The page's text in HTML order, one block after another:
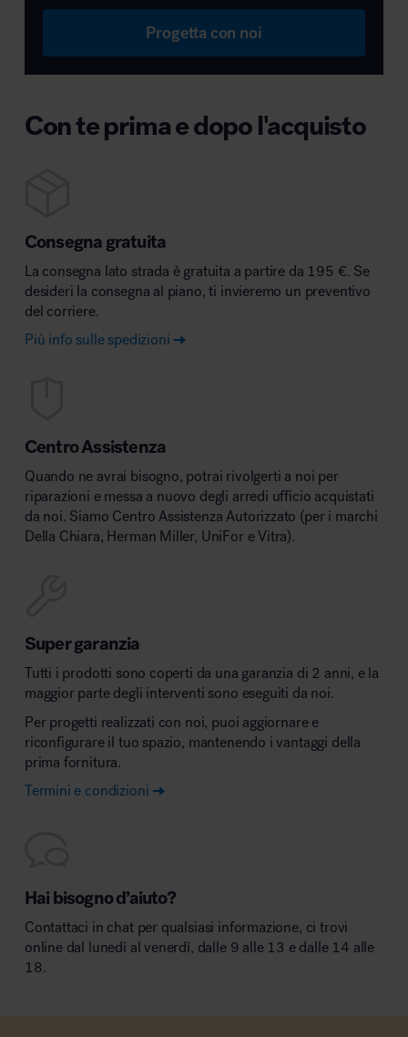
Progetta con noi
Con te prima e dopo l'acquisto
Consegna gratuita
La consegna lato strada è gratuita a partire da 195 €. Se
desideri la consegna al piano, ti invieremo un preventivo
del corriere.
Più info sulle spedizioni
Centro Assistenza
Quando ne avrai bisogno, potrai rivolgerti a noi per
riparazioni e messa a nuovo degli arredi ufficio acquistati
da noi. Siamo Centro Assistenza Autorizzato (per i marchi
Della Chiara, Herman Miller, UniFor e Vitra).
Super garanzia
Tutti i prodotti sono coperti da una garanzia di 2 anni, e la
maggior parte degli interventi sono eseguiti da noi.
Per progetti realizzati con noi, puoi aggiornare e
riconfigurare il tuo spazio, mantenendo i vantaggi della
prima fornitura.
Termini e condizioni
Hai bisogno d’aiuto?
Contattaci in chat per qualsiasi informazione, ci trovi
online dal lunedì al venerdì, dalle 9 alle 13 e dalle 14 alle
18.